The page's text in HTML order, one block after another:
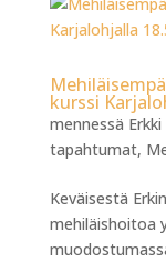
kurssi
mennessä Erkki
tapahtumat,
Keväisestä
mehiläishoitoa